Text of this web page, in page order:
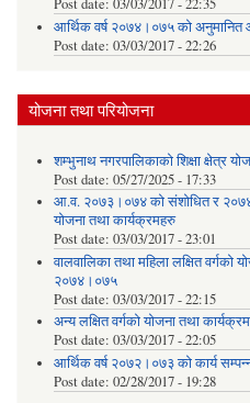
Post date: 03/03/2017 - 22:35
आर्थिक वर्ष २०७४।०७५ को अनुमानित
Post date: 03/03/2017 - 22:26
योजना तथा परियोजना
शम्भुनाथ नगरपालिकाको शिक्षा क्षेत्र
Post date: 05/27/2025 - 17:33
आ.व. २०७३।०७४ को संशोधित र
योजना तथा कार्यक्रमहरु
Post date: 03/03/2017 - 23:01
वालवालिका तथा महिला लक्षित वर्गको
२०७४।०७५
Post date: 03/03/2017 - 22:15
अन्य लक्षित वर्गको योजना तथा
Post date: 03/03/2017 - 22:05
आर्थिक वर्ष २०७२।०७३ को कार्य
Post date: 02/28/2017 - 19:28